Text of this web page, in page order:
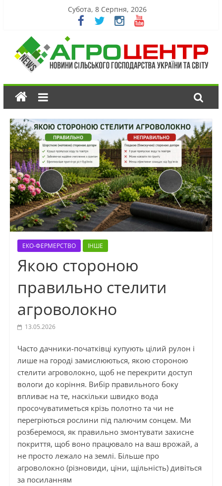
Субота, 8 Серпня, 2026
ЕКО-ФЕРМЕРСТВО ІНШЕ
Якою стороною
правильно стелити
агроволокно
13.05.2026
Часто дачники-початківці купують цілий рулон і
лише на городі замислюються, якою стороною
стелити агроволокно, щоб не перекрити доступ
вологи до коріння. Вибір правильного боку
впливає на те, наскільки швидко вода
просочуватиметься крізь полотно та чи не
перегріються рослини під палючим сонцем. Ми
розберемося, як правильно змонтувати захисне
покриття, щоб воно працювало на ваш врожай, а
не просто лежало на землі. Більше про
агроволокно (різновиди, ціни, щільність) дивіться
за посиланням